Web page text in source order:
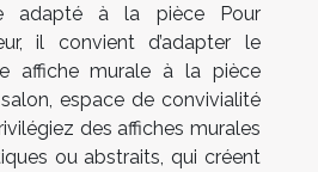
adapté à la pièce Pour
il convient d’adapter le
affiche murale à la pièce
espace de convivialité
des affiches murales
ou abstraits, qui créent